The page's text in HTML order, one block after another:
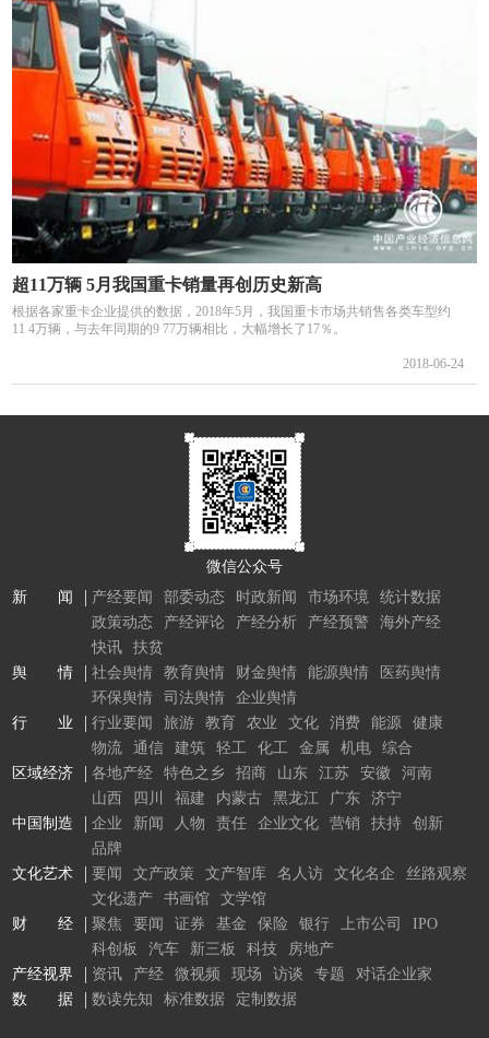
超11万辆 5月我国重卡销量再创历史新高
根据各家重卡企业提供的数据，2018年5月，我国重卡市场共销售各类车型约
11 4万辆，与去年同期的9 77万辆相比，大幅增长了17％。
2018-06-24
微信公众号
新 闻
产经要闻 部委动态 时政新闻 市场环境
统计数据
政策动态
产经评论 产经分析 产经预警
海外产经
快讯
扶贫
舆 情
社会舆情 教育舆情 财金舆情 能源舆情
医药舆情
环保舆情
司法舆情
企业舆情
行 业
行业要闻 旅游 教育 农业 文化 消费 能源
健康
物流
通信 建筑 轻工 化工 金属 机电
综合
区域经济
各地产经 特色之乡 招商 山东 江苏 安徽
河南
山西
四川 福建 内蒙古 黑龙江 广东
济宁
中国制造
企业 新闻 人物 责任 企业文化 营销 扶持
创新
品牌
文化艺术
要闻 文产政策 文产智库 名人访 文化名企
丝路观察
文化遗产
书画馆
文学馆
财 经
聚焦 要闻 证券 基金 保险 银行 上市公司
IPO
科创板
汽车 新三板 科技
房地产
产经视界
资讯 产经 微视频 现场 访谈 专题
对话企业家
数 据
数读先知 标准数据 定制数据